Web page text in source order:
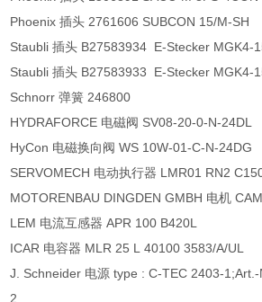
Phoenix 插头 2761606 SUBCON 15/M-SH
Staubli 插头 B27583934 E-Stecker MGK4-
Staubli 插头 B27583933 E-Stecker MGK4-
Schnorr 弹簧 246800
HYDRAFORCE 电磁阀 SV08-20-0-N-24DL
HyCon 电磁换向阀 WS 10W-01-C-N-24DG
SERVOMECH 电动执行器 LMR01 RN2
MOTORENBAU DINGDEN GMBH 电机
LEM 电流互感器 APR 100 B420L
ICAR 电容器 MLR 25 L 40100 3583/A/UL
J. Schneider 电源 type : C-TEC 2403-
2